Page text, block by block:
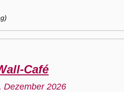
Café
Dezember 2026